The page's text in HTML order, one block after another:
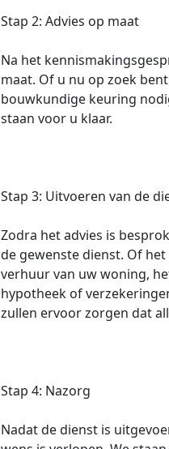
Stap 2: Advies op maat
Na het
maat. Of u nu op zoek
bouwkundige keuring
staan voor u klaar.
Stap 3: Uitvoeren van de
Zodra het advies is
de gewenste dienst. Of
verhuur van uw woning,
hypotheek of
zullen ervoor zorgen dat
Stap 4: Nazorg
Nadat de dienst is